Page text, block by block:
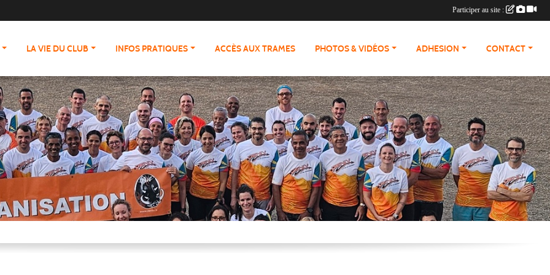
LA VIE DU CLUB INFOS PRATIQUES ACCÈS AUX TRAMES PHOTOS & VIDÉOS ADHESION CONTACT
Participer au site :